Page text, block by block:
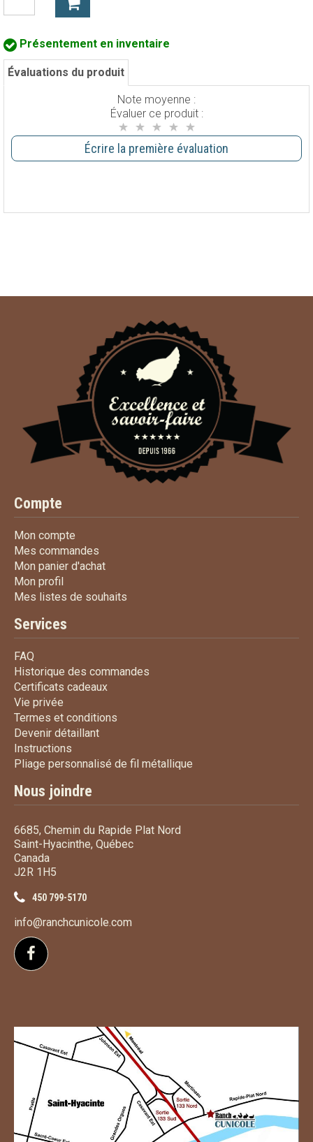
Présentement en inventaire
Évaluations du produit
Note moyenne :
Évaluer ce produit :
Écrire la première évaluation
Compte
Mon compte
Mes commandes
Mon panier d'achatMon panier d'achat
Mon profil
Mes listes de souhaits
Services
FAQ
Historique des commandes
Certificats cadeauxCertificats cadeaux
Vie privée
Termes et conditions
Devenir détaillantDevenir détaillant
Instructions
Pliage personnalisé de fil métallique
Nous joindre
6685, Chemin du Rapide Plat Nord
Saint-Hyacinthe, Québec
Canada
J2R 1H5
450 799-5170
info@ranchcunicole.com
Suivez-nous sur Facebook